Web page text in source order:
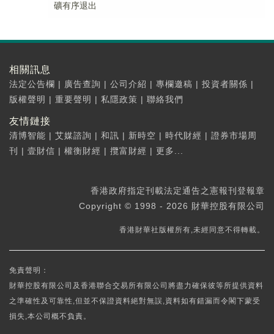
礦有序退出
相關訊息
法定公告欄 | 廣告查詢 | 公司介紹 | 專欄邀稿 | 投資者關係 |
版權聲明 | 重要聲明 | 私隱政策 | 聯絡我們
友情鏈接
清博智能 | 艾媒諮詢 | 和訊 | 新時空 | 時代財經 | 證券市場周
刊
| 壹財信 | 權衡財經 | 攬富財經 | 更多...
香港政府指定刊載法定通告之憲報刊登報章
Copyright © 1998 - 2026 財華控股有限公司
香港財華社版權所有,未經同意不得轉載。
免責聲明：
財華控股有限公司及香港聯合交易所有限公司將盡力確保彼等所提供資料
之準確性及可靠性,但並不保證資料絕對無誤,資料如有錯漏而令閣下蒙受
損失,本公司概不負責。